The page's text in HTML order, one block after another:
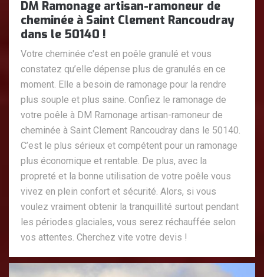
DM Ramonage artisan-ramoneur de
cheminée à Saint Clement Rancoudray
dans le 50140 !
Votre cheminée c'est en poêle granulé et vous
constatez qu’elle dépense plus de granulés en ce
moment. Elle a besoin de ramonage pour la rendre
plus souple et plus saine. Confiez le ramonage de
votre poêle à DM Ramonage artisan-ramoneur de
cheminée à Saint Clement Rancoudray dans le 50140.
C’est le plus sérieux et compétent pour un ramonage
plus économique et rentable. De plus, avec la
propreté et la bonne utilisation de votre poêle vous
vivez en plein confort et sécurité. Alors, si vous
voulez vraiment obtenir la tranquillité surtout pendant
les périodes glaciales, vous serez réchauffée selon
vos attentes. Cherchez vite votre devis !